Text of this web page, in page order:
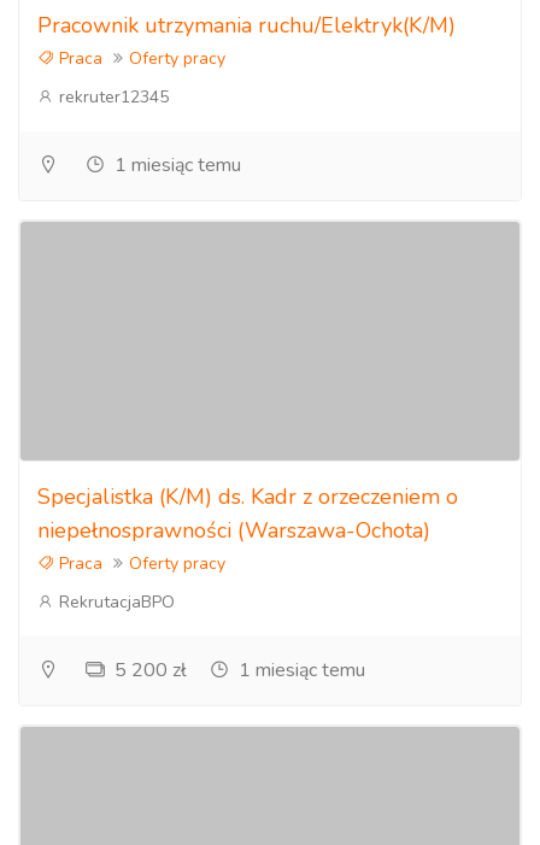
Pracownik utrzymania ruchu/Elektryk(K/M)
Praca
Oferty pracy
rekruter12345
1 miesiąc temu
Specjalistka (K/M) ds. Kadr z orzeczeniem o
niepełnosprawności (Warszawa-Ochota)
Praca
Oferty pracy
RekrutacjaBPO
5 200 zł 1 miesiąc temu